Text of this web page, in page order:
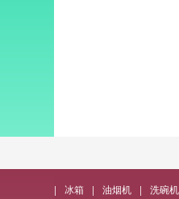
| 冰箱 | 油烟机 | 洗碗机